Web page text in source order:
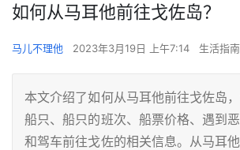
如何从马耳他前往戈佐岛？
马儿不理他 2023年3月19日 上午7:14 生活指南
本文介绍了如何从马耳他前往戈佐岛
船只、船只的班次、船票价格、遇到
和驾车前往戈佐的相关信息。从马耳